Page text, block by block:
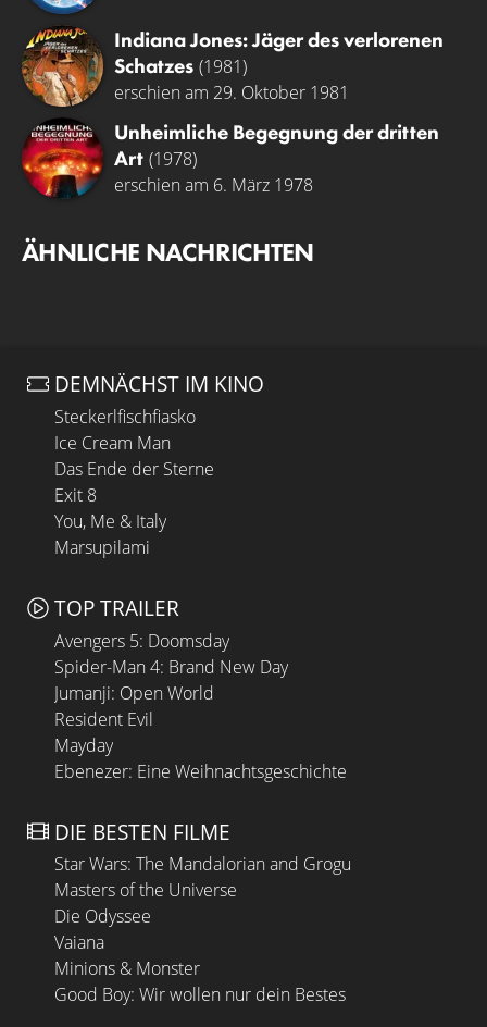
Indiana Jones: Jäger des verlorenen
Schatzes (1981)
erschien am 29. Oktober 1981
Unheimliche Begegnung der dritten
Art (1978)
erschien am 6. März 1978
ÄHNLICHE NACHRICHTEN
DEMNÄCHST IM KINO
Steckerlfischfiasko
Ice Cream Man
Das Ende der Sterne
Exit 8
You, Me & Italy
Marsupilami
TOP TRAILER
Avengers 5: Doomsday
Spider-Man 4: Brand New Day
Jumanji: Open World
Resident Evil
Mayday
Ebenezer: Eine Weihnachtsgeschichte
DIE BESTEN FILME
Star Wars: The Mandalorian and Grogu
Masters of the Universe
Die Odyssee
Vaiana
Minions & Monster
Good Boy: Wir wollen nur dein Bestes